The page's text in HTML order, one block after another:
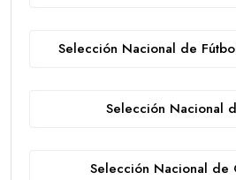
Selección Nacional de
Selección Nacional
Selección Nacional de